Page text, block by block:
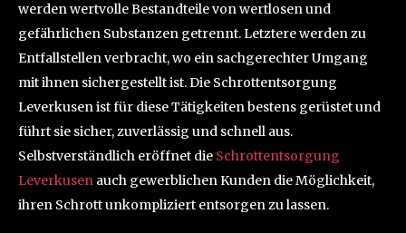
werden wertvolle Bestandteile von wertlosen und
gefährlichen Substanzen getrennt. Letztere werden zu
Entfallstellen verbracht, wo ein sachgerechter Umgang
mit ihnen sichergestellt ist. Die Schrottentsorgung
Leverkusen ist für diese Tätigkeiten bestens gerüstet und
führt sie sicher, zuverlässig und schnell aus.
Selbstverständlich eröffnet die Schrottentsorgung
Leverkusen auch gewerblichen Kunden die Möglichkeit,
ihren Schrott unkompliziert entsorgen zu lassen.